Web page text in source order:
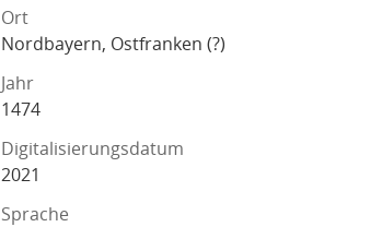
Ort
Nordbayern, Ostfranken (?)
Jahr
1474
Digitalisierungsdatum
2021
Sprache